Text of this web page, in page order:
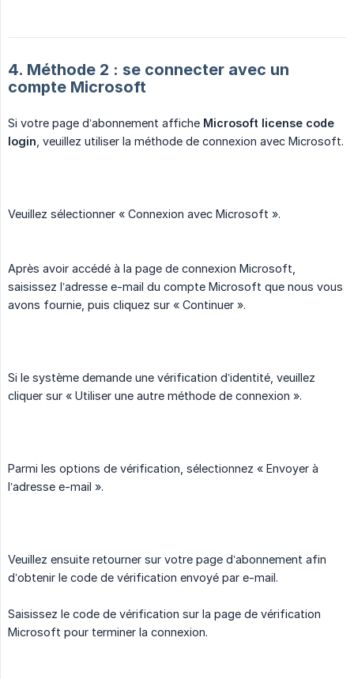
4. Méthode 2 : se connecter avec un
compte Microsoft
Si votre page d’abonnement affiche Microsoft license code
login , veuillez utiliser la méthode de connexion avec Microsoft.
Veuillez sélectionner « Connexion avec Microsoft ».
Après avoir accédé à la page de connexion Microsoft,
saisissez l’adresse e-mail du compte Microsoft que nous vous
avons fournie, puis cliquez sur « Continuer ».
Si le système demande une vérification d’identité, veuillez
cliquer sur « Utiliser une autre méthode de connexion ».
Parmi les options de vérification, sélectionnez « Envoyer à
l’adresse e-mail ».
Veuillez ensuite retourner sur votre page d’abonnement afin
d’obtenir le code de vérification envoyé par e-mail.
Saisissez le code de vérification sur la page de vérification
Microsoft pour terminer la connexion.